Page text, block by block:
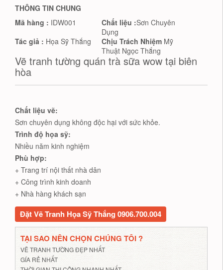
THÔNG TIN CHUNG
Mã hàng : IDW001 Chất liệu :Sơn Chuyên
Dụng
Tác giả : Họa Sỹ Thắng Chịu Trách Nhiệm Mỹ
Thuật Ngọc Thắng
Vẽ tranh tường quán trà sữa wow tại biên
hòa
Chất liệu vẽ:
Sơn chuyên dụng không độc hại với sức khỏe.
Trình độ họa sỹ:
Nhiều năm kinh nghiệm
Phù hợp:
+ Trang trí nội thất nhà dân
+ Công trình kinh doanh
+ Nhà hàng khách sạn
Đặt Vẽ Tranh Họa Sỹ Thắng 0906.700.004
TẠI SAO NÊN CHỌN CHÚNG TÔI ?
VẼ TRANH TƯỜNG ĐẸP NHẤT
GÍA RẺ NHẤT